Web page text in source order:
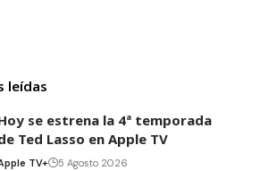
leídas
se estrena la 4ª temporada
Ted Lasso en Apple TV
TV+ 5 Agosto 2026